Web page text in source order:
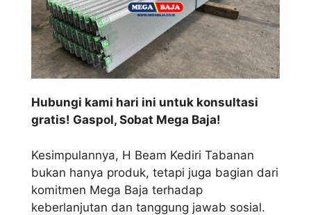
Hubungi kami hari ini untuk konsultasi
gratis! Gaspol, Sobat Mega Baja!
Kesimpulannya, H Beam Kediri Tabanan
bukan hanya produk, tetapi juga bagian dari
komitmen Mega Baja terhadap
keberlanjutan dan tanggung jawab sosial.